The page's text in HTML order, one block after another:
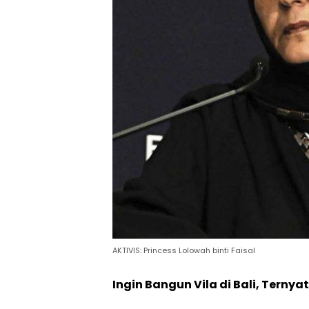
AKTIVIS: Princess Lolowah binti Faisal
Ingin Bangun Vila di Bali,